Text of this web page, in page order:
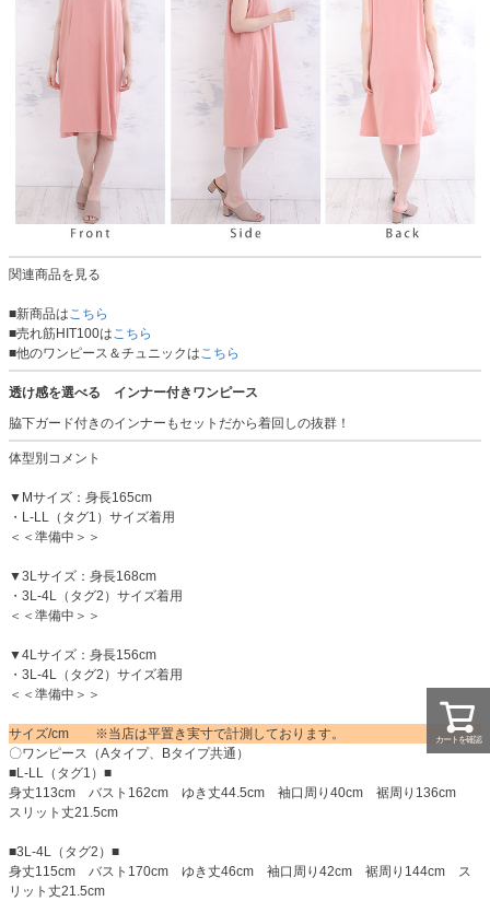
関連商品を見る
■新商品はこちら
■売れ筋HIT100はこちら
■他のワンピース＆チュニックはこちら
透け感を選べる インナー付きワンピース
脇下ガード付きのインナーもセットだから着回しの抜群！
体型別コメント
▼Mサイズ：身長165cm
・L-LL（タグ1）サイズ着用
＜＜準備中＞＞
▼3Lサイズ：身長168cm
・3L-4L（タグ2）サイズ着用
＜＜準備中＞＞
▼4Lサイズ：身長156cm
・3L-4L（タグ2）サイズ着用
＜＜準備中＞＞
サイズ/cm ※当店は平置き実寸で計測しております。
〇ワンピース（Aタイプ、Bタイプ共通）
■L-LL（タグ1）■
身丈113cm バスト162cm ゆき丈44.5cm 袖口周り40cm 裾周り136cm
スリット丈21.5cm
■3L-4L（タグ2）■
身丈115cm バスト170cm ゆき丈46cm 袖口周り42cm 裾周り144cm ス
リット丈21.5cm
カートを確認